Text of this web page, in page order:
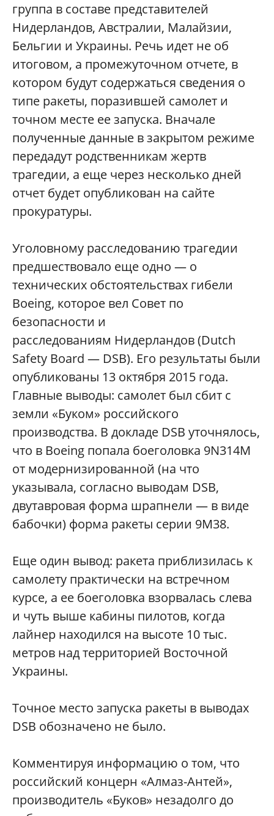
группа в составе представителей
Нидерландов, Австралии, Малайзии,
Бельгии и Украины. Речь идет не об
итоговом, а промежуточном отчете, в
котором будут содержаться сведения о
типе ракеты, поразившей самолет и
точном месте ее запуска. Вначале
полученные данные в закрытом режиме
передадут родственникам жертв
трагедии, а еще через несколько дней
отчет будет опубликован на сайте
прокуратуры.
Уголовному расследованию трагедии
предшествовало еще одно — о
технических обстоятельствах гибели
Boeing, которое вел Совет по
безопасности и
расследованиям Нидерландов (Dutch
Safety Board — DSB). Его результаты были
опубликованы 13 октября 2015 года.
Главные выводы: самолет был сбит с
земли «Буком» российского
производства. В докладе DSB уточнялось,
что в Boeing попала боеголовка 9N314M
от модернизированной (на что
указывала, согласно выводам DSB,
двутавровая форма шрапнели — в виде
бабочки) форма ракеты серии 9М38.
Еще один вывод: ракета приблизилась к
самолету практически на встречном
курсе, а ее боеголовка взорвалась слева
и чуть выше кабины пилотов, когда
лайнер находился на высоте 10 тыс.
метров над территорией Восточной
Украины.
Точное место запуска ракеты в выводах
DSB обозначено не было.
Комментируя информацию о том, что
российский концерн «Алмаз-Антей»,
производитель «Буков» незадолго до